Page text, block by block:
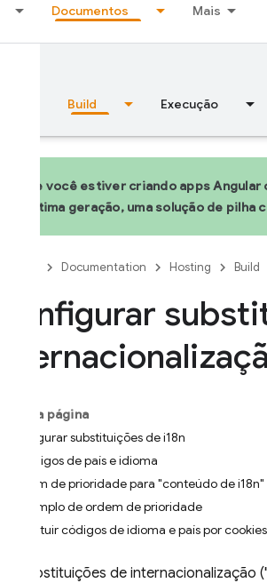
Documentos Mais
Build Execução
Se você estiver criando apps
última geração, uma solução de
Documentation Hosting Build
Configurar
Nesta página
Configurar substituições de i18n
Códigos de país e idioma
Ordem de prioridade para "conteúdo de i18n"
Exemplo de ordem de prioridade
Substituir códigos de idioma e país por cookies
Use substituições de